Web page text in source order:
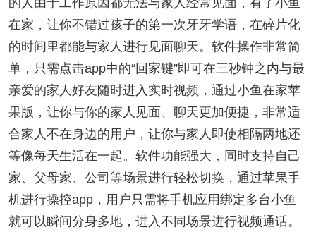
的人由于工作原因都无法与家人经常见面，有了小鱼
在家，让你不错过孩子的第一次牙牙学语，在碎片化
的时间里都能与家人进行见面聊天。软件操作非常简
单，只需点击app中的“回家键”即可在三秒钟之内与最
亲爱的家人好友随时进入实时视频，通过小鱼在家苹
果版，让你与你的家人见面、聊天更加便捷，非常适
合家人不在身边的用户，让你与家人即使相隔两地还
等像每天生活在一起。软件功能强大，同时支持自己
家、父母家、公司等场景进行轻松切换，通过苹果手
机进行操控app，用户只需将手机应用绑定多台小鱼
就可以瞬间分身多地，进入不同场景进行视频通话。